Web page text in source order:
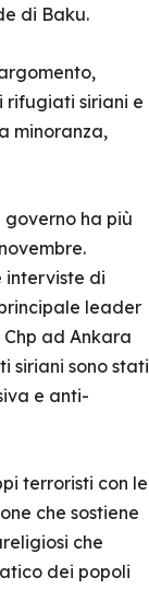
di Baku.
rifugiati siriani e
minoranza,
ha più
interviste di
leader
ad Ankara
siriani sono stati
e anti-
terroristi con le
che sostiene
che
dei popoli